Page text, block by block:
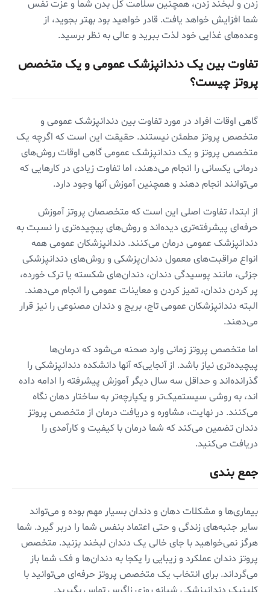
زدن و لبخند زدن، همچنین سلامت کل بدن شما و عزت نفس
شما افزایش خواهد یافت. قادر خواهید بود بهتر بجوید، از
وعده‌های غذایی خود لذت ببرید و عالی به نظر برسید.
تفاوت بین یک دندانپزشک عمومی و یک متخصص
پروتز چیست؟
گاهی اوقات افراد در مورد تفاوت بین دندانپزشک عمومی و
متخصص پروتز مطمئن نیستند. حقیقت این است که اگرچه یک
متخصص پروتز و یک دندانپزشک عمومی گاهی اوقات روش‌های
درمانی یکسانی را انجام می‌دهند، اما تفاوت زیادی در کارهایی که
می‌توانند انجام دهند و همچنین آموزش آنها وجود دارد.
از ابتدا، تفاوت اصلی این است که متخصصان پروتز آموزش
حرفه‌ای پیشرفته‌تری دیده‌اند و روش‌های پیچیده‌تری را نسبت به
دندانپزشک عمومی درمان می‌کنند. دندانپزشکان عمومی همه
انواع مراقبت‌های معمول دندان‌پزشکی و روش‌های دندانپزشکی
جزئی، مانند پوسیدگی دندان، دندان‌های شکسته یا ترک خورده،
پر کردن دندان، تمیز کردن و معاینات عمومی را انجام می‌دهند.
البته دندانپزشکان عمومی تاج، بریج و دندان مصنوعی را نیز قرار
می‌دهند.
اما متخصص پروتز زمانی وارد صحنه می‌شود که درمان‌ها
پیچیده‌تری نیاز باشد. از آنجایی‌که آنها دانشکده دندانپزشکی را
گذرانده‌اند و حداقل سه سال دیگر آموزش پیشرفته را ادامه داده
اند، به روشی سیستمیک‌تر و یکپارچه‌تر به ساختار دهان نگاه
می‌کنند. در نهایت، مشاوره و دریافت درمان از متخصص پروتز
دندان تضمین می‌کند که شما درمان با کیفیت و کارآمدی را
دریافت می‌کنید.
جمع بندی
بیماری‌ها و مشکلات دهان و دندان بسیار مهم بوده و می‌تواند
سایر جنبه‌های زندگی و حتی اعتماد بنفس شما را دربر گیرد. شما
هرگز نمی‌خواهید با جای خالی یک دندان لبخند بزنید. متخصص
پروتز دندان عملکرد و زیبایی را یکجا به دندان‌ها و فک شما باز
می‌گرداند. برای انتخاب یک متخصص پروتز حرفه‌ای می‌توانید با